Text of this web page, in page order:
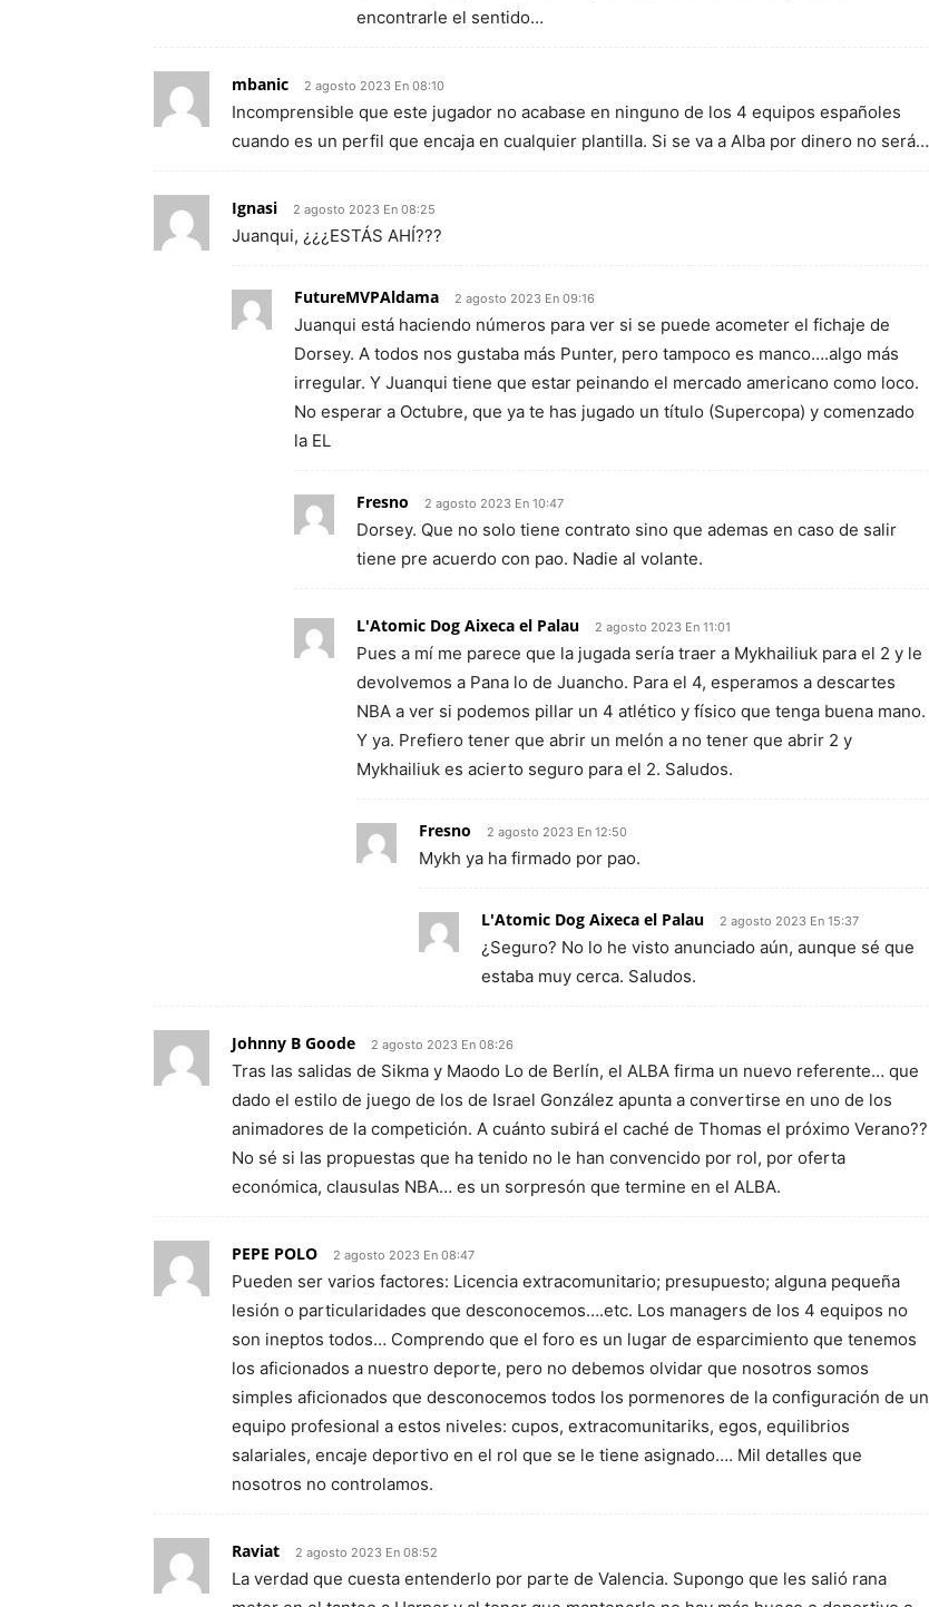
encontrarle el sentido…
mbanic 2 agosto 2023 En 08:10
Incomprensible que este jugador no acabase en ninguno de los 4 equipos españoles
cuando es un perfil que encaja en cualquier plantilla. Si se va a Alba por dinero no será…
Ignasi 2 agosto 2023 En 08:25
Juanqui, ¿¿¿ESTÁS AHÍ???
FutureMVPAldama 2 agosto 2023 En 09:16
Juanqui está haciendo números para ver si se puede acometer el fichaje de
Dorsey. A todos nos gustaba más Punter, pero tampoco es manco….algo más
irregular. Y Juanqui tiene que estar peinando el mercado americano como loco.
No esperar a Octubre, que ya te has jugado un título (Supercopa) y comenzado
la EL
Fresno 2 agosto 2023 En 10:47
Dorsey. Que no solo tiene contrato sino que ademas en caso de salir
tiene pre acuerdo con pao. Nadie al volante.
L'Atomic Dog Aixeca el Palau 2 agosto 2023 En 11:01
Pues a mí me parece que la jugada sería traer a Mykhailiuk para el 2 y le
devolvemos a Pana lo de Juancho. Para el 4, esperamos a descartes
NBA a ver si podemos pillar un 4 atlético y físico que tenga buena mano.
Y ya. Prefiero tener que abrir un melón a no tener que abrir 2 y
Mykhailiuk es acierto seguro para el 2. Saludos.
Fresno 2 agosto 2023 En 12:50
Mykh ya ha firmado por pao.
L'Atomic Dog Aixeca el Palau 2 agosto 2023 En 15:37
¿Seguro? No lo he visto anunciado aún, aunque sé que
estaba muy cerca. Saludos.
Johnny B Goode 2 agosto 2023 En 08:26
Tras las salidas de Sikma y Maodo Lo de Berlín, el ALBA firma un nuevo referente… que
dado el estilo de juego de los de Israel González apunta a convertirse en uno de los
animadores de la competición. A cuánto subirá el caché de Thomas el próximo Verano??
No sé si las propuestas que ha tenido no le han convencido por rol, por oferta
económica, clausulas NBA… es un sorpresón que termine en el ALBA.
PEPE POLO 2 agosto 2023 En 08:47
Pueden ser varios factores: Licencia extracomunitario; presupuesto; alguna pequeña
lesión o particularidades que desconocemos….etc. Los managers de los 4 equipos no
son ineptos todos… Comprendo que el foro es un lugar de esparcimiento que tenemos
los aficionados a nuestro deporte, pero no debemos olvidar que nosotros somos
simples aficionados que desconocemos todos los pormenores de la configuración de un
equipo profesional a estos niveles: cupos, extracomunitariks, egos, equilibrios
salariales, encaje deportivo en el rol que se le tiene asignado…. Mil detalles que
nosotros no controlamos.
Raviat 2 agosto 2023 En 08:52
La verdad que cuesta entenderlo por parte de Valencia. Supongo que les salió rana